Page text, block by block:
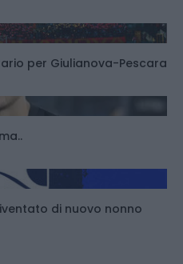
per Giulianova-Pescara
di nuovo nonno